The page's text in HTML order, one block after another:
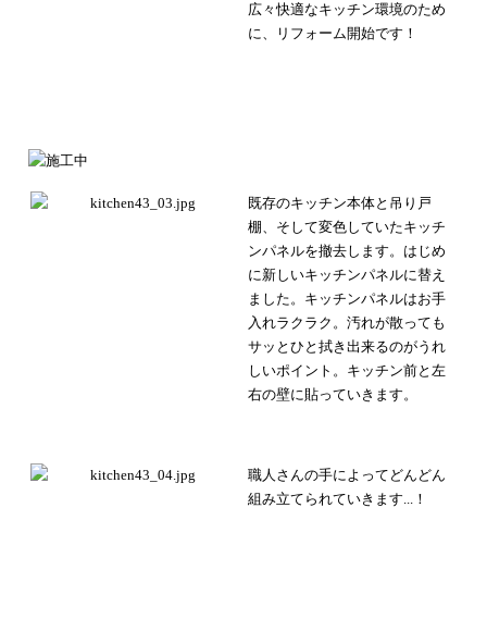
広々快適なキッチン環境のため
に、リフォーム開始です！
既存のキッチン本体と吊り戸
棚、そして変色していたキッチ
ンパネルを撤去します。 はじめ
に新しいキッチンパネルに替え
ました。キッチンパネルはお手
入れラクラク。 汚れが散っても
サッとひと拭き出来るのがうれ
しいポイント。 キッチン前と左
右の壁に貼っていきます。
職人さんの手によってどんどん
組み立てられていきます...！